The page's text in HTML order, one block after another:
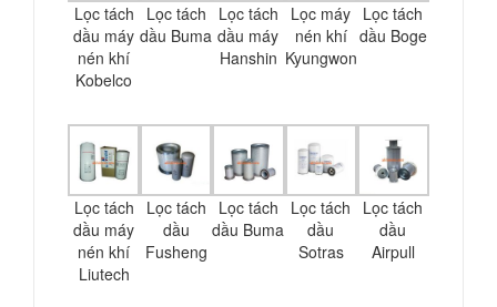
Lọc tách
dầu máy
nén khí
Kobelco
Lọc tách
dầu Buma
Lọc tách
dầu máy
Hanshin
Lọc máy
nén khí
Kyungwon
Lọc tách
dầu Boge
Lọc tách
dầu máy
nén khí
Liutech
Lọc tách
dầu
Fusheng
Lọc tách
dầu Buma
Lọc tách
dầu
Sotras
Lọc tách
dầu
Airpull